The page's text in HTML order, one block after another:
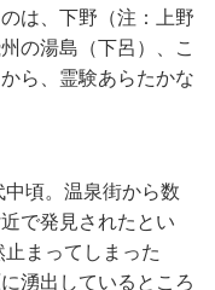
は、下野（注：上野
の湯島（下呂）、こ
ら、霊験あらたかな
頃。温泉街から数
で発見されたとい
まってしまった
湧出しているところ